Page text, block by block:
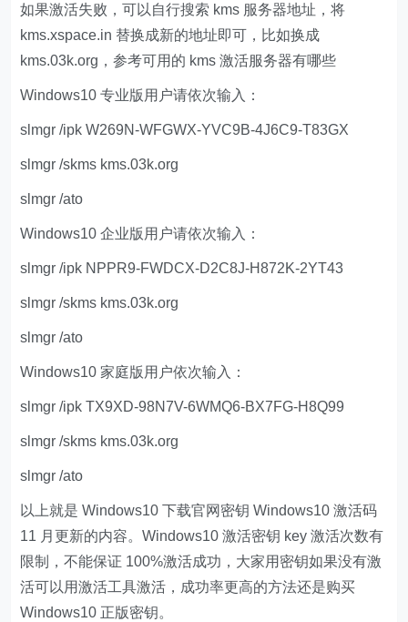
如果激活失败，可以自行搜索 kms 服务器地址，将
kms.xspace.in 替换成新的地址即可，比如换成
kms.03k.org，参考可用的 kms 激活服务器有哪些
Windows10 专业版用户请依次输入：
slmgr /ipk W269N-WFGWX-YVC9B-4J6C9-T83GX
slmgr /skms kms.03k.org
slmgr /ato
Windows10 企业版用户请依次输入：
slmgr /ipk NPPR9-FWDCX-D2C8J-H872K-2YT43
slmgr /skms kms.03k.org
slmgr /ato
Windows10 家庭版用户依次输入：
slmgr /ipk TX9XD-98N7V-6WMQ6-BX7FG-H8Q99
slmgr /skms kms.03k.org
slmgr /ato
以上就是 Windows10 下载官网密钥 Windows10 激活码
11 月更新的内容。Windows10 激活密钥 key 激活次数有
限制，不能保证 100%激活成功，大家用密钥如果没有激
活可以用激活工具激活，成功率更高的方法还是购买
Windows10 正版密钥。